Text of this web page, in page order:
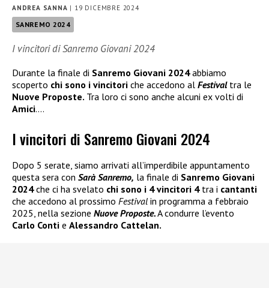
ANDREA SANNA | 19 DICEMBRE 2024
SANREMO 2024
I vincitori di Sanremo Giovani 2024
Durante la finale di Sanremo Giovani 2024abbiamo
scoperto chi sono i vincitori che accedono al Festival tra le
Nuove Proposte. Tra loro ci sono anche alcuni ex volti di
Amici….
I vincitori di Sanremo Giovani 2024
Dopo 5 serate, siamo arrivati all’imperdibile appuntamento
questa sera con Sarà Sanremo, la finale di Sanremo Giovani
2024che ci ha svelato chi sono i 4 vincitori 4 tra i cantanti
che accedono al prossimo Festival in programma a febbraio
2025, nella sezione Nuove Proposte.A condurre l’evento
Carlo Conti e Alessandro Cattelan.